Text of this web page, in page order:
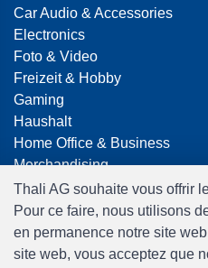
Car Audio & Accessories
Electronics
Foto & Video
Freizeit & Hobby
Gaming
Haushalt
Home Office & Business
Merchandising
Smart Home
Spielwaren
Travel
Thali AG souhaite vous offrir
Pour ce faire, nous utilisons
en permanence notre site
site web, vous acceptez que